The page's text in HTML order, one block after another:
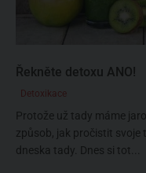
Řekněte detoxu ANO!
Detoxikace
Protože už tady máme
způsob, jak pročistit svoje
dneska tady. Dnes si tot...